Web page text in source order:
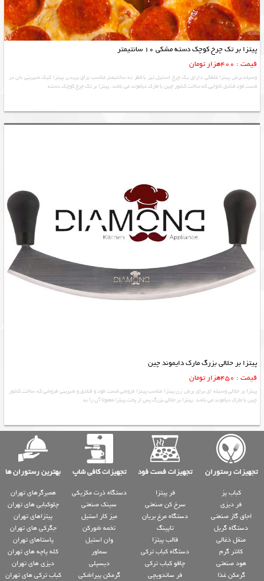
پیتزا بر تک چرخ کوچک دسته مشکی 10 سانتیمتر
قیمت : 400هزار تومان
وسیله برش پیتزا غلطکی دارای یک چرخ استیل تیز با قطر ده سانتیمتر مناسب برای بریدن پیتزا کیک شیرینی نان در
فست فود قنادی نانوایی که ساخت کشور چین با مارک دیاموند می باشد. پیتزا بر تک چرخ کوچک دسته
پیتزا بر حلالی بزرگ مارک دایموند چین
قیمت : 450هزار تومان
پیتزا بر حلالی وسیله ای برای برش زن پیتزا مناسب پیتزا فروشی فست فود و قنادی و شیرینی فروشی که ساخت کشور
چین با مارک دیاموند می باشد. پیتزا بر حلالی بزرگ پس از پخت پیتزا معمولا آن را به
تجهیزات رستوران تجهیزات فست فود تجهیزات کافی شاپ بهترین رستوران ها
کباب پز
فر دیزی
اجاق گاز صنعتی
دستگاه گریل
منقل ذغالی
کانتر گرم
هود صنعتی
گرمکن غذا
فر پیتزا
سرخ کن صنعتی
دستگاه مرغ بریان
تاپینگ
قالب پیتزا
دستگاه کباب ترکی
چاقو کباب ترکی
فر ساندویچی
دستگاه ذرت مکزیکی
سینک صنعتی
میز کار استیل
تخمه شورکن
وان استیل
سماور
دیسپلی
گرمکن پیراشکی
همبرگرهای تهران
چلوکبابی های تهران
پیتزاهای تهران
جگرکی های تهران
پاستاهای تهران
کله پاچه های تهران
دیزی های تهران
کباب ترکی های تهران